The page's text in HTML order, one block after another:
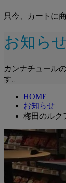
只今、カートに
お知ら
カンナチュール
す。
HOME
お知らせ
梅田のルク